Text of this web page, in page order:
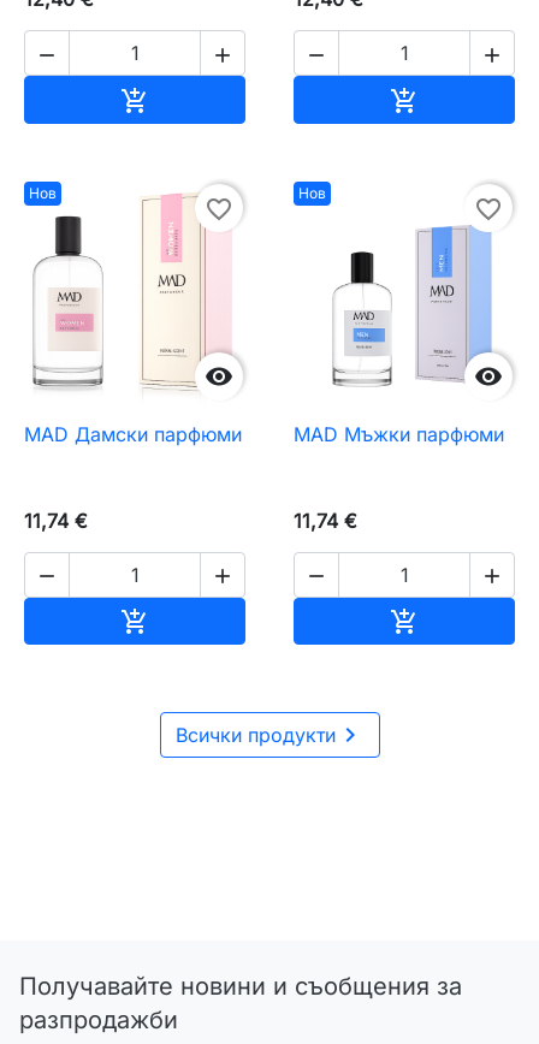
 

 

Нов

favorite_border
MAD Дамски парфюми
11,74 €
 

Нов

favorite_border
MAD Мъжки парфюми
11,74 €
 

Всички продукти
Получавайте новини и съобщения за
разпродажби